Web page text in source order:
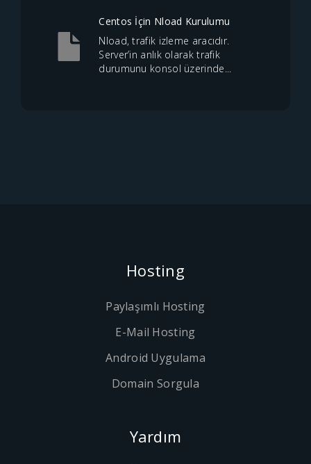
Centos İçin Nload Kurulumu
Nload, trafik izleme aracıdır.
Server’in anlık olarak trafik
durumunu konsol üzerinde...
Hosting
Paylaşımlı Hosting
E-Mail Hosting
Android Uygulama
Domain Sorgula
Yardım